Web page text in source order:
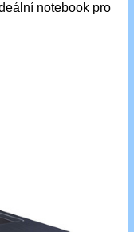
notebook pro